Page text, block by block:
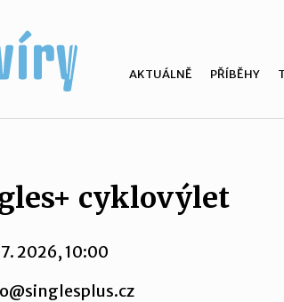
AKTUÁLNĚ PŘÍBĚHY
cyklovýlet
7. 2026, 10:00